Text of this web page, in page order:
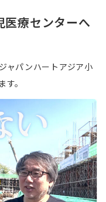
医療センターへ
ャパンハートアジア小
。